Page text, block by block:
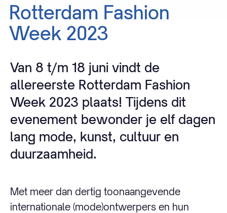
Rotterdam Fashion
Week 2023
Van 8 t/m 18 juni vindt de
allereerste Rotterdam Fashion
Week 2023 plaats! Tijdens dit
evenement bewonder je elf dagen
lang mode, kunst, cultuur en
duurzaamheid.
Met meer dan dertig toonaangevende
internationale (mode)ontwerpers en hun